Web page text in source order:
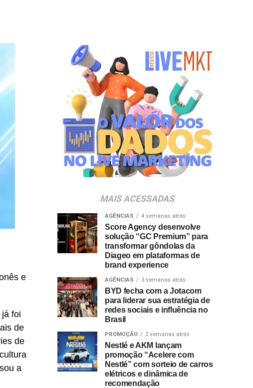
e
foi
de
de
a
MAIS ACESSADAS
AGÊNCIAS 4 semanas atrás
Score Agency desenvolve
solução “GC Premium” para
transformar gôndolas da
Diageo em plataformas de
brand experience
AGÊNCIAS 3 semanas atrás
BYD fecha com a Jotacom
para liderar sua estratégia de
redes sociais e influência no
Brasil
PROMOÇÃO 2 semanas atrás
Nestlé e AKM lançam
promoção “Acelere com
Nestlé” com sorteio de carros
elétricos e dinâmica de
recomendação